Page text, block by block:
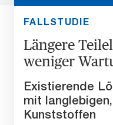
FALLSTUDIE
Längere
weniger
Existierende
mit
Kunststoffen